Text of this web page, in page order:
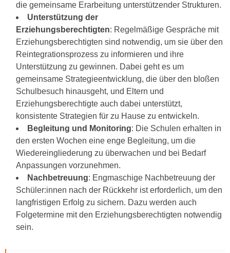
die gemeinsame Erarbeitung unterstützender Strukturen.
Unterstützung der
Erziehungsberechtigten: Regelmäßige Gespräche mit
Erziehungsberechtigten sind notwendig, um sie über den
Reintegrationsprozess zu informieren und ihre
Unterstützung zu gewinnen. Dabei geht es um
gemeinsame Strategieentwicklung, die über den bloßen
Schulbesuch hinausgeht, und Eltern und
Erziehungsberechtigte auch dabei unterstützt,
konsistente Strategien für zu Hause zu entwickeln.
Begleitung und Monitoring: Die Schulen erhalten in
den ersten Wochen eine enge Begleitung, um die
Wiedereingliederung zu überwachen und bei Bedarf
Anpassungen vorzunehmen.
Nachbetreuung: Engmaschige Nachbetreuung der
Schüler:innen nach der Rückkehr ist erforderlich, um den
langfristigen Erfolg zu sichern. Dazu werden auch
Folgetermine mit den Erziehungsberechtigten notwendig
sein.